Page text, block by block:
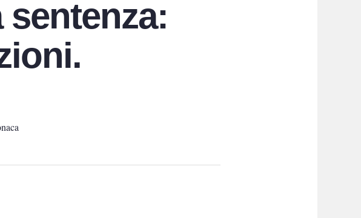
sentenza: